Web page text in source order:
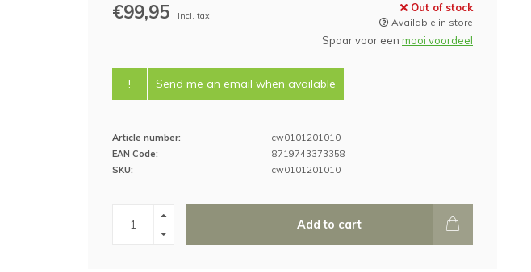
€99,95 Incl. tax
Out of stock
Available in store
Spaar voor een mooi voordeel
! Send me an email when available
Article number:
cw0101201010
EAN Code:
8719743373358
SKU:
cw0101201010
Add to cart